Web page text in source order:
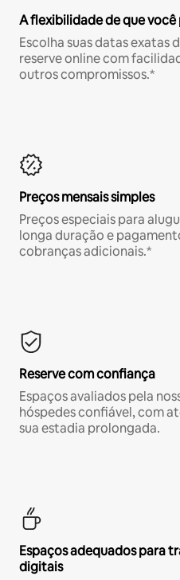
A flexibilidade de que você
Escolha suas datas exatas
reserve online com
outros compromissos.*
Preços mensais simples
Preços especiais para
longa duração e
cobranças adicionais.*
Reserve com confiança
Espaços avaliados pela
hóspedes confiável, com
sua estadia prolongada.
Espaços adequados para
digitais